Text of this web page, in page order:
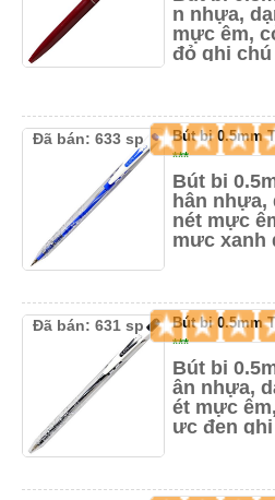
n nhựa,
mực êm,
đỏ ghi chú
Bút bi 0.5mm
***
Bút bi
hân nhựa,
nét mực
mực xanh
Đã bán: 633 sp
Bút bi 0.5mm
***
Bút bi
ân nhựa,
ét mực
ực đen
Đã bán: 631 sp